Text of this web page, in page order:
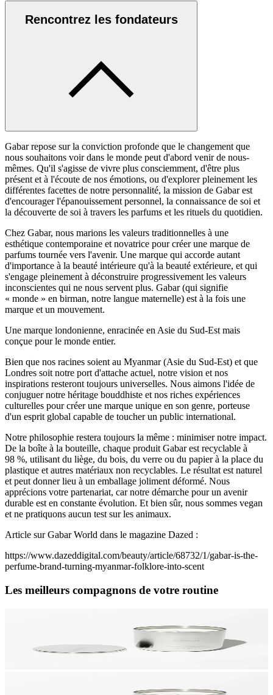
Rencontrez les fondateurs
Gabar repose sur la conviction profonde que le changement que
nous souhaitons voir dans le monde peut d'abord venir de nous-
mêmes. Qu'il s'agisse de vivre plus consciemment, d'être plus
présent et à l'écoute de nos émotions, ou d'explorer pleinement les
différentes facettes de notre personnalité, la mission de Gabar est
d'encourager l'épanouissement personnel, la connaissance de soi et
la découverte de soi à travers les parfums et les rituels du quotidien.
Chez Gabar, nous marions les valeurs traditionnelles à une
esthétique contemporaine et novatrice pour créer une marque de
parfums tournée vers l'avenir. Une marque qui accorde autant
d'importance à la beauté intérieure qu'à la beauté extérieure, et qui
s'engage pleinement à déconstruire progressivement les valeurs
inconscientes qui ne nous servent plus. Gabar (qui signifie
« monde » en birman, notre langue maternelle) est à la fois une
marque et un mouvement.
Une marque londonienne, enracinée en Asie du Sud-Est mais
conçue pour le monde entier.
Bien que nos racines soient au Myanmar (Asie du Sud-Est) et que
Londres soit notre port d'attache actuel, notre vision et nos
inspirations resteront toujours universelles. Nous aimons l'idée de
conjuguer notre héritage bouddhiste et nos riches expériences
culturelles pour créer une marque unique en son genre, porteuse
d'un esprit global capable de toucher un public international.
Notre philosophie restera toujours la même : minimiser notre impact.
De la boîte à la bouteille, chaque produit Gabar est recyclable à
98 %, utilisant du liège, du bois, du verre ou du papier à la place du
plastique et autres matériaux non recyclables. Le résultat est naturel
et peut donner lieu à un emballage joliment déformé. Nous
apprécions votre partenariat, car notre démarche pour un avenir
durable est en constante évolution. Et bien sûr, nous sommes vegan
et ne pratiquons aucun test sur les animaux.
Article sur Gabar World dans le magazine Dazed :
https://www.dazeddigital.com/beauty/article/68732/1/gabar-is-the-
perfume-brand-turning-myanmar-folklore-into-scent
Les meilleurs compagnons de votre routine